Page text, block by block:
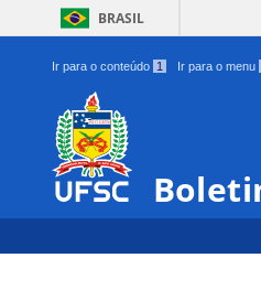
BRASIL
Ir para o conteúdo 1 Ir para o menu